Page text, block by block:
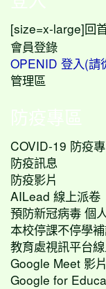
[size=x-large] 回
會員登錄
OPENID 登入(請
管理區
防疫專區
COVID-19 防疫
防疫訊息
防疫影片
AILead 線上派卷
預防新冠病毒 個
本校停課不停學
教育處視訊平台
Google Meet 影
Google for